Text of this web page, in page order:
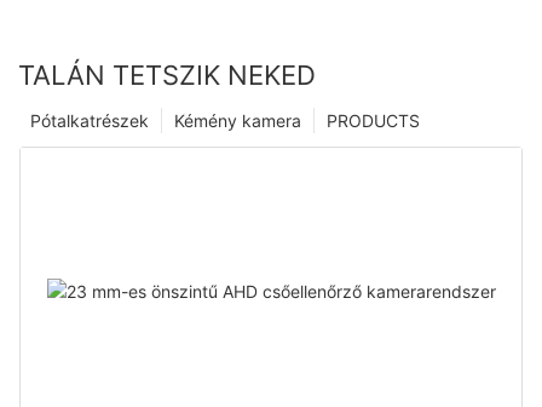
TALÁN TETSZIK NEKED
PRODUCTS
Kémény kamera
Pótalkatrészek